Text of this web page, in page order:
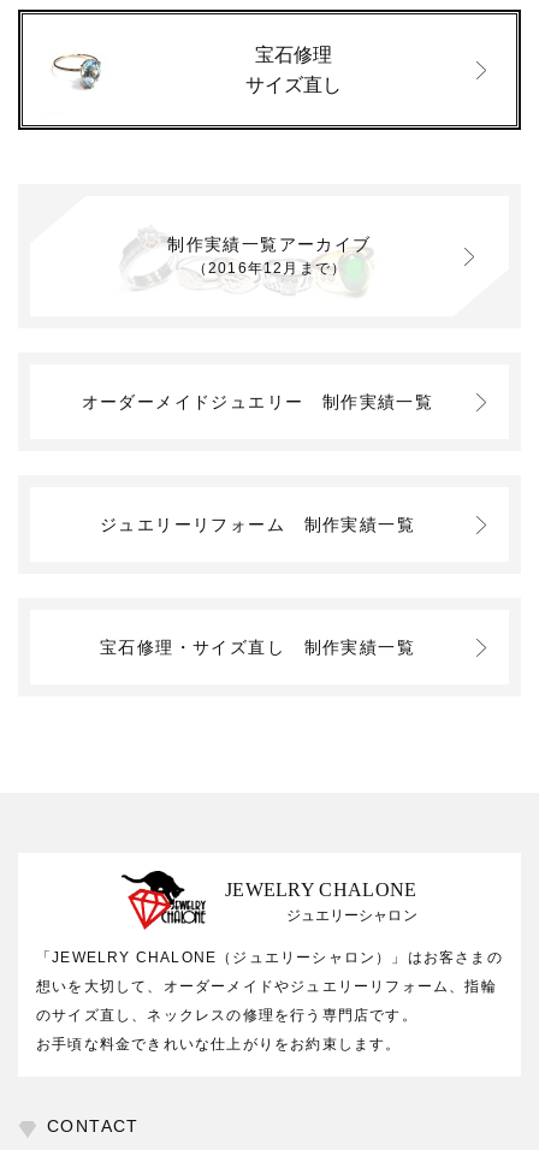
宝石修理
サイズ直し
制作実績一覧アーカイブ
（2016年12月まで）
オーダーメイドジュエリー 制作実績一覧
ジュエリーリフォーム 制作実績一覧
宝石修理・サイズ直し 制作実績一覧
JEWELRY CHALONE
ジュエリーシャロン
「JEWELRY CHALONE（ジュエリーシャロン）」はお客さまの
想いを大切して、オーダーメイドやジュエリーリフォーム、指輪
のサイズ直し、ネックレスの修理を行う専門店です。
お手頃な料金できれいな仕上がりをお約束します。
CONTACT